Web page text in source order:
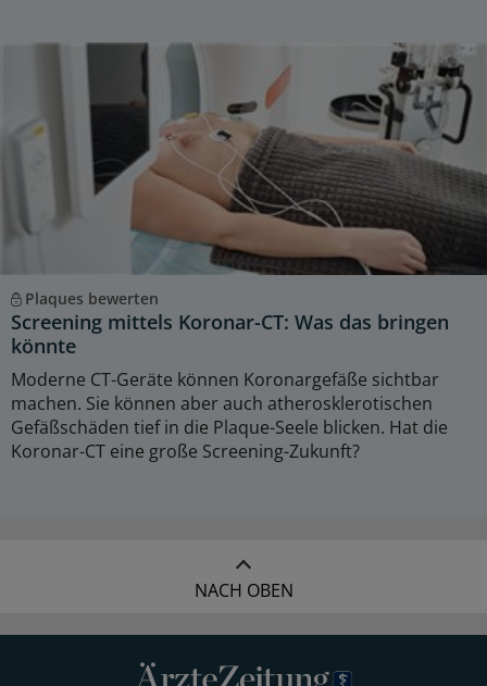
Plaques bewerten
Screening mittels Koronar-CT: Was das bringen
könnte
Moderne CT-Geräte können Koronargefäße sichtbar
machen. Sie können aber auch atherosklerotischen
Gefäßschäden tief in die Plaque-Seele blicken. Hat die
Koronar-CT eine große Screening-Zukunft?
NACH OBEN